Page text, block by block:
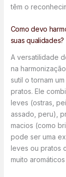
têm o
Como devo
suas qualidades?
A versatilidade
na
sutil o tornam
pratos. Ele
leves (ostras,
assado, peru),
macios (como
pode ser uma
leves ou pratos
muito